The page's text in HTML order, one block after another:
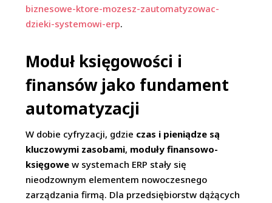
biznesowe-ktore-mozesz-zautomatyzowac-
dzieki-systemowi-erp.
Moduł księgowości i
finansów jako fundament
automatyzacji
W dobie cyfryzacji, gdzie czas i pieniądze są
kluczowymi zasobami, moduły finansowo-
księgowe w systemach ERP stały się
nieodzownym elementem nowoczesnego
zarządzania firmą. Dla przedsiębiorstw dążących